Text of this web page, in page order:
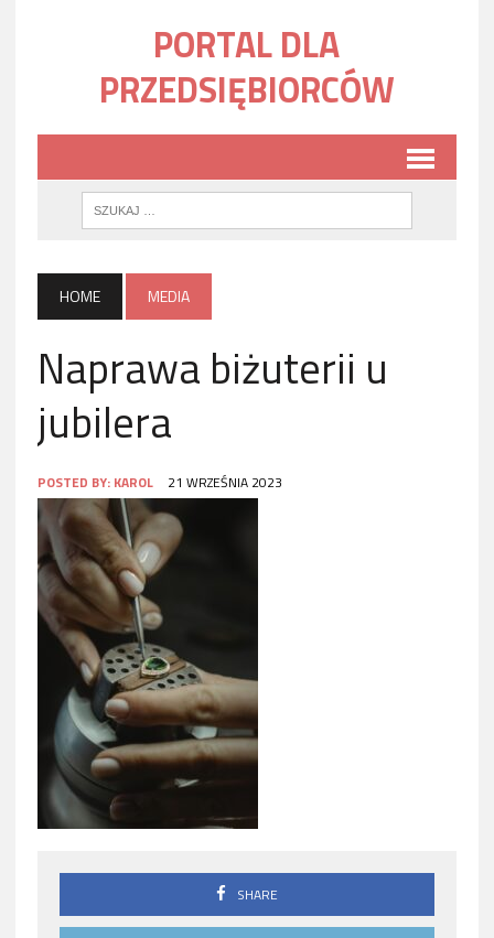
PORTAL DLA
PRZEDSIĘBIORCÓW
HOME MEDIA
Naprawa biżuterii u
jubilera
POSTED BY: KAROL 21 WRZEŚNIA 2023
SHARE